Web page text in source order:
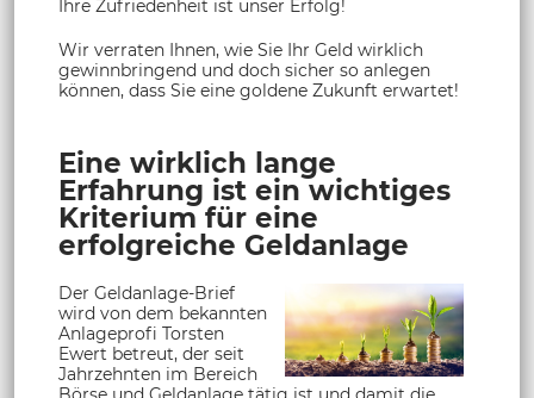
Ihre Zufriedenheit ist unser Erfolg!
Wir verraten Ihnen, wie Sie Ihr Geld wirklich
gewinnbringend und doch sicher so anlegen
können, dass Sie eine goldene Zukunft erwartet!
Eine wirklich lange
Erfahrung ist ein wichtiges
Kriterium für eine
erfolgreiche Geldanlage
Der Geldanlage-Brief
wird von dem bekannten
Anlageprofi Torsten
Ewert betreut, der seit
Jahrzehnten im Bereich